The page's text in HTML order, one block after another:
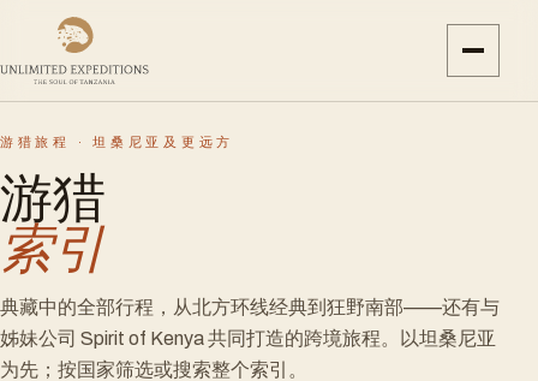
游猎旅程 · 坦桑尼亚及更远方
游猎
索引
典藏中的全部行程，从北方环线经典到狂野南部——还有与
姊妹公司 Spirit of Kenya 共同打造的跨境旅程。以坦桑尼亚
为先；按国家筛选或搜索整个索引。